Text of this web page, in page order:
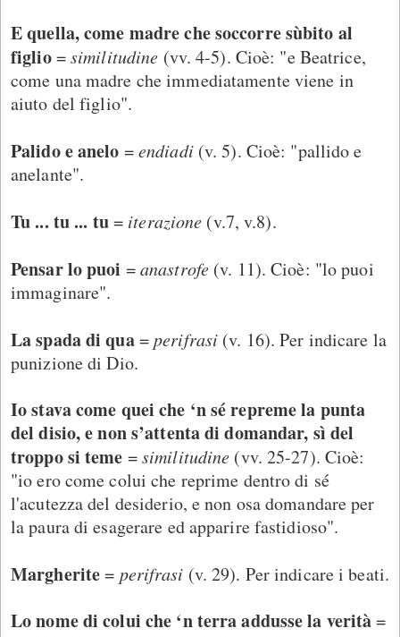
E quella, come madre che soccorre sùbito al
figlio=similitudine (vv. 4-5). Cioè: "e Beatrice,
come una madre che immediatamente viene in
aiuto del figlio".
Palido e anelo =endiadi (v. 5). Cioè: "pallido e
anelante".
Tu ... tu ... tu= iterazione (v.7, v.8).
Pensar lo puoi =anastrofe (v. 11). Cioè: "lo puoi
immaginare".
La spada di qua=perifrasi (v. 16). Per indicare la
punizione di Dio.
Io stava come quei che ‘n sé repreme la punta
del disio, e non s’attenta di domandar, sì del
troppo si teme =similitudine (vv. 25-27). Cioè:
"io ero come colui che reprime dentro di sé
l'acutezza del desiderio, e non osa domandare per
la paura di esagerare ed apparire fastidioso".
Margherite= perifrasi (v. 29). Per indicare i beati.
Lo nome di colui che ‘n terra addusse la verità=